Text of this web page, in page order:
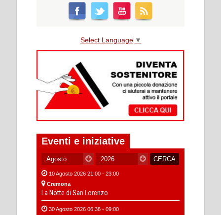
Select Language ▼
Eventi e iniziative
10 Agosto 2026 21:00 - 23:00
Cremona
La Notte di San Lorenzo
30 Agosto 2026 06:38 - 09:00